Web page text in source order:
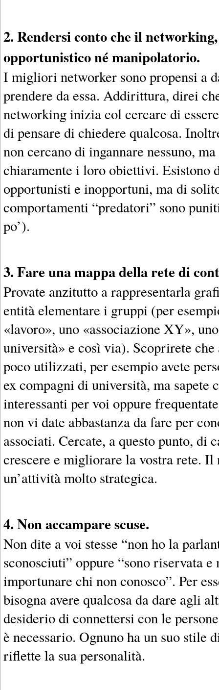
2. Rendersi conto che il
opportunistico né manipolatorio.
I migliori networker sono propensi a
prendere da essa. Addirittura, direi
networking inizia col cercare di
di pensare di chiedere qualcosa.
non cercano di ingannare nessuno,
chiaramente i loro obiettivi. Esistono
opportunisti e inopportuni, ma di
comportamenti “predatori” sono
po’).
3. Fare una mappa della rete di
Provate anzitutto a rappresentarla
entità elementare i gruppi (per
«lavoro», uno «associazione XY»,
università» e così via). Scoprirete
poco utilizzati, per esempio avete
ex compagni di università, ma sapete
interessanti per voi oppure
non vi date abbastanza da fare per
associati. Cercate, a questo punto, di
crescere e migliorare la vostra rete. Il
un’attività molto strategica.
4. Non accampare scuse.
Non dite a voi stesse “non ho la
sconosciuti” oppure “sono riservata e
importunare chi non conosco”. Per
bisogna avere qualcosa da dare agli
desiderio di connettersi con le
è necessario. Ognuno ha un suo stile
riflette la sua personalità.